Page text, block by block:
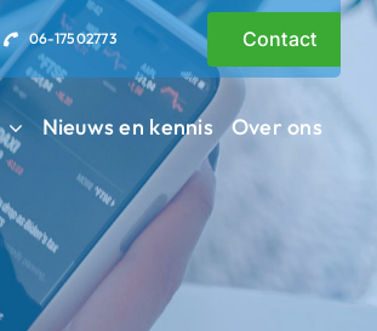
06-17502773 Contact
Nieuws en kennis Over ons